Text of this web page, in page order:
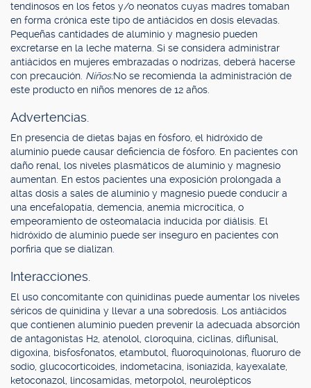
tendinosos en los fetos y/o neonatos cuyas madres tomaban
en forma crónica este tipo de antiácidos en dosis elevadas.
Pequeñas cantidades de aluminio y magnesio pueden
excretarse en la leche materna. Si se considera administrar
antiácidos en mujeres embrazadas o nodrizas, deberá hacerse
con precaución. Niños:No se recomienda la administración de
este producto en niños menores de 12 años.
Advertencias.
En presencia de dietas bajas en fósforo, el hidróxido de
aluminio puede causar deficiencia de fósforo. En pacientes con
daño renal, los niveles plasmáticos de aluminio y magnesio
aumentan. En estos pacientes una exposición prolongada a
altas dosis a sales de aluminio y magnesio puede conducir a
una encefalopatía, demencia, anemia microcítica, o
empeoramiento de osteomalacia inducida por diálisis. El
hidróxido de aluminio puede ser inseguro en pacientes con
porfiria que se dializan.
Interacciones.
El uso concomitante con quinidinas puede aumentar los niveles
séricos de quinidina y llevar a una sobredosis. Los antiácidos
que contienen aluminio pueden prevenir la adecuada absorción
de antagonistas H2, atenolol, cloroquina, ciclinas, diflunisal,
digoxina, bisfosfonatos, etambutol, fluoroquinolonas, fluoruro de
sodio, glucocorticoides, indometacina, isoniazida, kayexalate,
ketoconazol, lincosamidas, metorpolol, neurolépticos